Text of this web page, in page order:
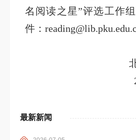
最新新闻
名阅读之星”评选工作
件：